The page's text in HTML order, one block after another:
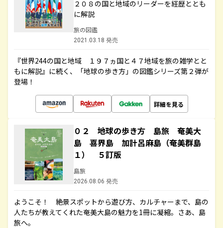
２０８の国と地域のリーダーを経歴ととも
に解説
旅の図鑑
2021.03.18 発売
『世界244の国と地域 １９７ヵ国と４７地域を旅の雑学とと
もに解説』に続く、「地球の歩き方」の図鑑シリーズ第２弾が
登場！
詳細を見る
０２ 地球の歩き方 島旅 奄美大
島 喜界島 加計呂麻島（奄美群島
１） ５訂版
島旅
2026.08.06 発売
ようこそ！ 絶景スポットから遊び方、カルチャーまで、島の
人たちが教えてくれた奄美大島の魅力を1冊に凝縮。さあ、島
旅へ。